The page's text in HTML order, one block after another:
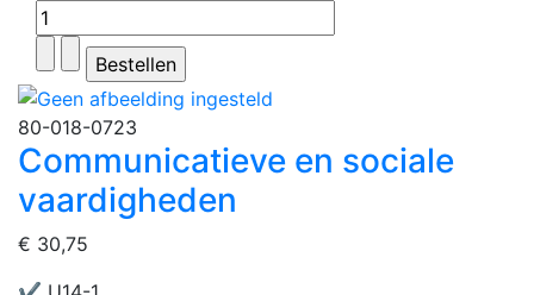
80-018-0723
Communicatieve en sociale
vaardigheden
€ 30,75